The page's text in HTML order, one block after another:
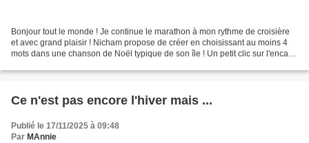
Bonjour tout le monde ! Je continue le marathon à mon rythme de croisière
et avec grand plaisir ! Nicham propose de créer en choisissant au moins 4
mots dans une chanson de Noël typique de son île ! Un petit clic sur l'encart
Ce n'est pas encore l'hiver mais ...
Publié le 17/11/2025 à 09:48
Par MAnnie